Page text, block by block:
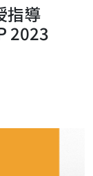
指導
2023